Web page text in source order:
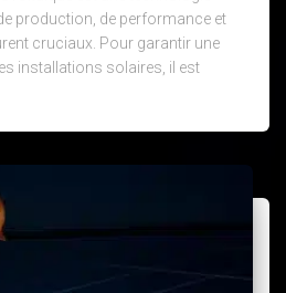
production, de performance et
cruciaux. Pour garantir une
installations solaires, il est